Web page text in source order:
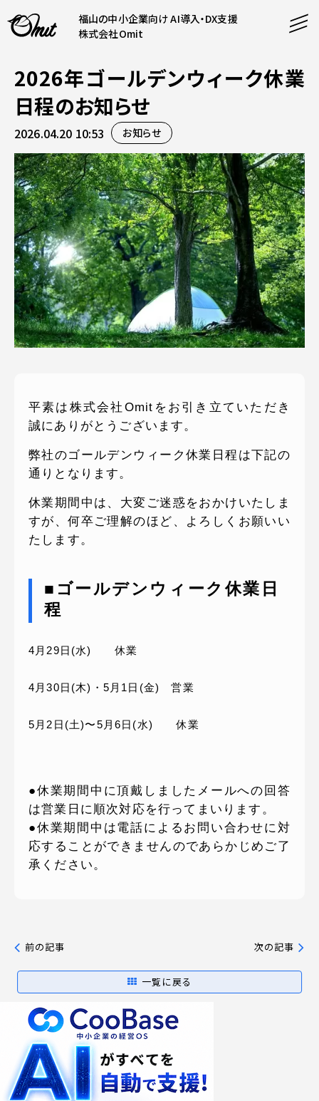
福山の中小企業向け AI導入・DX支援
株式会社Omit
SERVICE
事業内容
AI導入支援
システム開発
ホームページ制作
CONTENT
コンテンツ
課題解決
制作実績
料金表
COMPANY
企業案内
会社概要
採用情報
お知らせ
よくある質問
PRODUCTS
運営サービス
ピッパサック
( 24時間365日いつでも受付対応 )
電話でお問い合わせ
月〜金曜10:00 〜 19:00 ( 土日祝定休 )
2026年ゴールデンウィーク休業
日程のお知らせ
2026.04.20 10:53 お知らせ
平素は株式会社Omitをお引き立ていただき
誠にありがとうございます。
弊社のゴールデンウィーク休業日程は下記の
通りとなります。
休業期間中は、大変ご迷惑をおかけいたしま
すが、何卒ご理解のほど、よろしくお願いい
たします。
■ゴールデンウィーク休業日
程
4月29日(水) 休業
4月30日(木)・5月1日(金) 営業
5月2日(土)〜5月6日(水) 休業
●休業期間中に頂戴しましたメールへの回答
は営業日に順次対応を行ってまいります。
●休業期間中は電話によるお問い合わせに対
応することができませんのであらかじめご了
承ください。
前の記事
一覧に戻る
次の記事